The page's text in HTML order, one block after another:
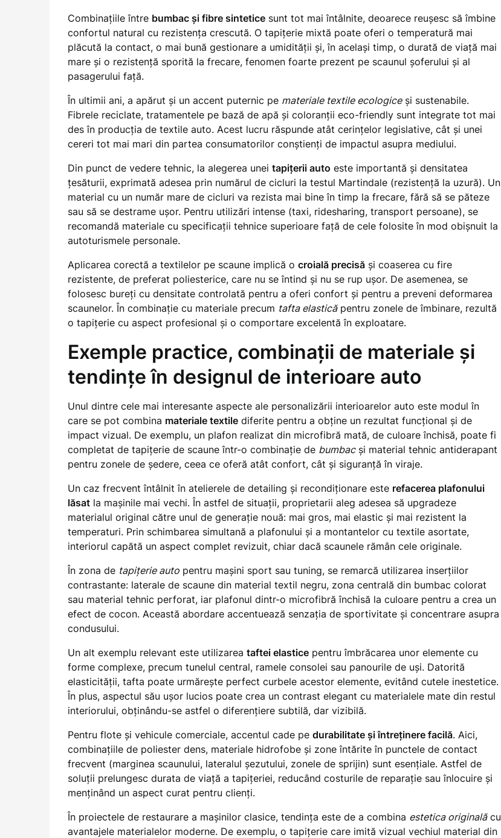
Combinațiile între bumbac și fibre sintetice sunt tot mai întâlnite, deoarece reușesc să îmbine
confortul natural cu rezistența crescută. O tapițerie mixtă poate oferi o temperatură mai
plăcută la contact, o mai bună gestionare a umidității și, în același timp, o durată de viață mai
mare și o rezistență sporită la frecare, fenomen foarte prezent pe scaunul șoferului și al
pasagerului față.
În ultimii ani, a apărut și un accent puternic pe materiale textile ecologiceși sustenabile.
Fibrele reciclate, tratamentele pe bază de apă și coloranții eco-friendly sunt integrate tot mai
des în producția de textile auto. Acest lucru răspunde atât cerințelor legislative, cât și unei
cereri tot mai mari din partea consumatorilor conștienți de impactul asupra mediului.
Din punct de vedere tehnic, la alegerea unei tapițerii auto este importantă și densitatea
țesăturii, exprimată adesea prin numărul de cicluri la testul Martindale (rezistență la uzură). Un
material cu un număr mare de cicluri va rezista mai bine în timp la frecare, fără să se păteze
sau să se destrame ușor. Pentru utilizări intense (taxi, ridesharing, transport persoane), se
recomandă materiale cu specificații tehnice superioare față de cele folosite în mod obișnuit la
autoturismele personale.
Aplicarea corectă a textilelor pe scaune implică o croială precisă și coaserea cu fire
rezistente, de preferat poliesterice, care nu se întind și nu se rup ușor. De asemenea, se
folosesc bureți cu densitate controlată pentru a oferi confort și pentru a preveni deformarea
scaunelor. În combinație cu materiale precum tafta elasticăpentru zonele de îmbinare, rezultă
o tapițerie cu aspect profesional și o comportare excelentă în exploatare.
Exemple practice, combinații de materiale și
tendințe în designul de interioare auto
Unul dintre cele mai interesante aspecte ale personalizării interioarelor auto este modul în
care se pot combina materiale textile diferite pentru a obține un rezultat funcțional și de
impact vizual. De exemplu, un plafon realizat din microfibră mată, de culoare închisă, poate fi
completat de tapițerie de scaune într-o combinație de bumbacși material tehnic antiderapant
pentru zonele de ședere, ceea ce oferă atât confort, cât și siguranță în viraje.
Un caz frecvent întâlnit în atelierele de detailing și recondiționare este refacerea plafonului
lăsat la mașinile mai vechi. În astfel de situații, proprietarii aleg adesea să upgradeze
materialul original către unul de generație nouă: mai gros, mai elastic și mai rezistent la
temperaturi. Prin schimbarea simultană a plafonului și a montantelor cu textile asortate,
interiorul capătă un aspect complet revizuit, chiar dacă scaunele rămân cele originale.
În zona de tapițerie auto pentru mașini sport sau tuning, se remarcă utilizarea inserțiilor
contrastante: laterale de scaune din material textil negru, zona centrală din bumbac colorat
sau material tehnic perforat, iar plafonul dintr-o microfibră închisă la culoare pentru a crea un
efect de cocon. Această abordare accentuează senzația de sportivitate și concentrare asupra
condusului.
Un alt exemplu relevant este utilizarea taftei elastice pentru îmbrăcarea unor elemente cu
forme complexe, precum tunelul central, ramele consolei sau panourile de uși. Datorită
elasticității, tafta poate urmărește perfect curbele acestor elemente, evitând cutele inestetice.
În plus, aspectul său ușor lucios poate crea un contrast elegant cu materialele mate din restul
interiorului, obținându-se astfel o diferențiere subtilă, dar vizibilă.
Pentru flote și vehicule comerciale, accentul cade pe durabilitate și întreținere facilă. Aici,
combinațiile de poliester dens, materiale hidrofobe și zone întărite în punctele de contact
frecvent (marginea scaunului, lateralul șezutului, zonele de sprijin) sunt esențiale. Astfel de
soluții prelungesc durata de viață a tapițeriei, reducând costurile de reparație sau înlocuire și
menținând un aspect curat pentru clienți.
În proiectele de restaurare a mașinilor clasice, tendința este de a combina estetica originalăcu
avantajele materialelor moderne. De exemplu, o tapițerie care imită vizual vechiul material din